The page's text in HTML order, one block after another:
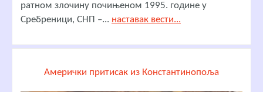
ратном злочину почињеном 1995. године у
Сребреници, СНП –... наставак вести...
Амерички притисак из Константинопоља